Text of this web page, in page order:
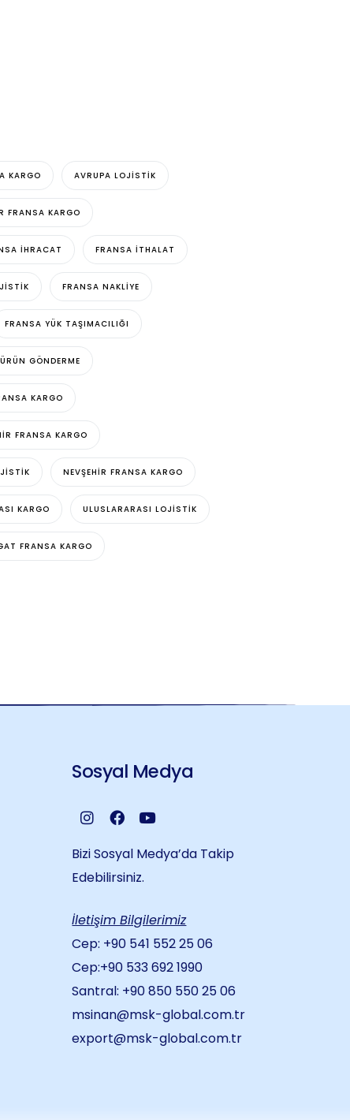
KARGO AVRUPA LOJISTIK
FRANSA KARGO
IHRACAT FRANSA ITHALAT
FRANSA NAKLIYE
FRANSA YÜK TAŞIMACILIĞI
GÖNDERME
KARGO
FRANSA KARGO
NEVŞEHIR FRANSA KARGO
KARGO ULUSLARARASI LOJISTIK
FRANSA KARGO
Sosyal Medya
Bizi Sosyal Medya’da Takip
Edebilirsiniz.
İletişim Bilgilerimiz
Cep: +90 541 552 25 06
Cep:+90 533 692 1990
Santral: +90 850 550 25 06
msinan@msk-global.com.tr
export@msk-global.com.tr